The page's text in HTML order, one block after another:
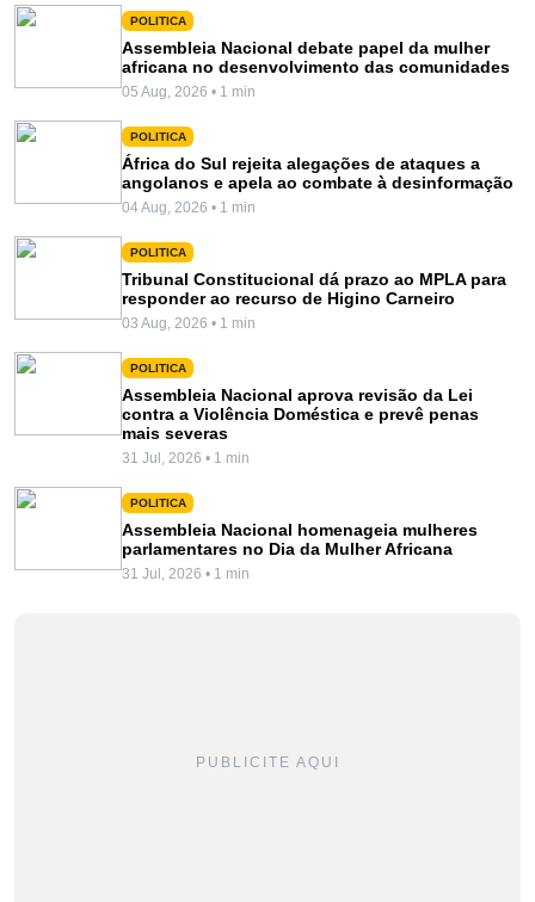
POLITICA
Assembleia Nacional debate papel da mulher
africana no desenvolvimento das comunidades
05 Aug, 2026 • 1 min
POLITICA
África do Sul rejeita alegações de ataques a
angolanos e apela ao combate à desinformação
04 Aug, 2026 • 1 min
POLITICA
Tribunal Constitucional dá prazo ao MPLA para
responder ao recurso de Higino Carneiro
03 Aug, 2026 • 1 min
POLITICA
Assembleia Nacional aprova revisão da Lei
contra a Violência Doméstica e prevê penas
mais severas
31 Jul, 2026 • 1 min
POLITICA
Assembleia Nacional homenageia mulheres
parlamentares no Dia da Mulher Africana
31 Jul, 2026 • 1 min
PUBLICITE AQUI